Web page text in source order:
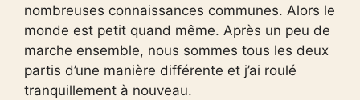
nombreuses connaissances communes. Alors le
monde est petit quand même. Après un peu de
marche ensemble, nous sommes tous les deux
partis d’une manière différente et j’ai roulé
tranquillement à nouveau.